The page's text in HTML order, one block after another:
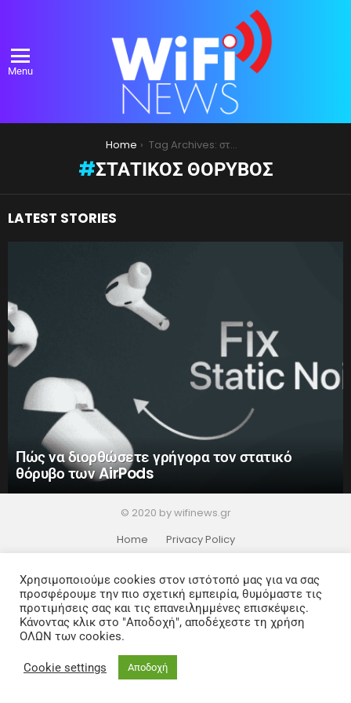
Menu
Home Tag Archives: στατικός θόρυβος
ΣΤΑΤΙΚΌΣ ΘΌΡΥΒΟΣ
LATEST STORIES
Πώς να διορθώσετε γρήγορα τον στατικό
θόρυβο των AirPods
© 2020 by wifinews.gr
Home
Privacy Policy
Χρησιμοποιούμε cookies στον ιστότοπό μας για να σας
προσφέρουμε την πιο σχετική εμπειρία, θυμόμαστε τις
προτιμήσεις σας και τις επανειλημμένες επισκέψεις.
Κάνοντας κλικ στο "Αποδοχή", αποδέχεστε τη χρήση
ΟΛΩΝ των cookies.
Cookie settings Αποδοχή